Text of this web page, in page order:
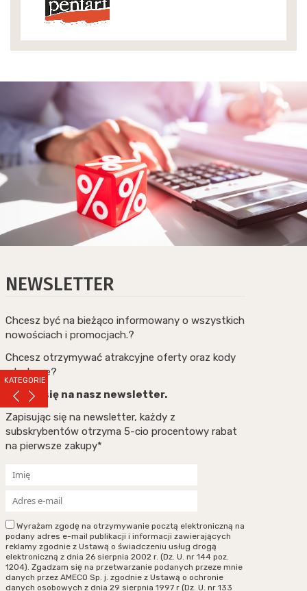
KATEGORIE
NEWSLETTER
Chcesz być na bieżąco informowany o wszystkich
nowościach i promocjach.?
Chcesz otrzymywać atrakcyjne oferty oraz kody
rabatowe?
Zapisz się na nasz newsletter.
Zapisując się na newsletter, każdy z
subskrybentów otrzyma 5-cio procentowy rabat
na pierwsze zakupy*
Wyrażam zgodę na otrzymywanie pocztą elektroniczną na
podany adres e-mail publikacji i informacji zawierających
reklamy zgodnie z Ustawą o świadczeniu usług drogą
elektroniczną z dnia 26 sierpnia 2002 r. (Dz. U. nr 144 poz.
1204). Zgadzam się na przetwarzanie podanych przeze mnie
danych przez AMECO Sp. j. zgodnie z Ustawą o ochronie
danych osobowych z dnia 29 sierpnia 1997 r (Dz. U. nr 133